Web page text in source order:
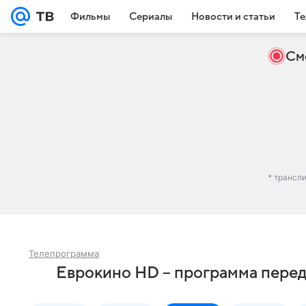
Фильмы Сериалы Новости и статьи
*
Телепрограмма
Еврокино HD – программа